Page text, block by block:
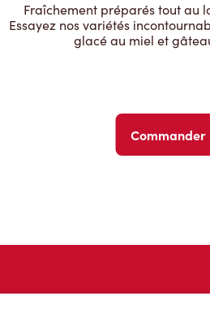
Fraîchement préparés tout au
Essayez nos variétés
glacé au miel et
Commander